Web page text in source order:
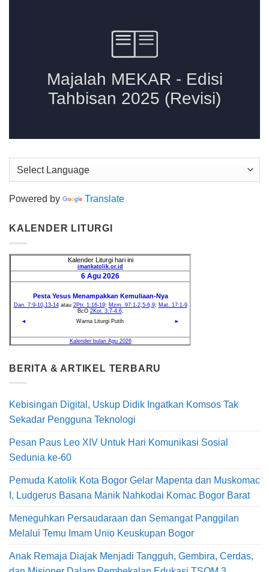
Powered by Translate
KALENDER LITURGI
BERITA & ARTIKEL TERBARU
Kebisingan Digital, Uskup Didik Ingatkan Komsos Tak
Sekadar Pengguna Teknologi
Pesan Paus Leo XIV Untuk Hari Komunikasi Sosial
Sedunia ke-60
Pemuda Katolik Kota Bogor Gelar Mapenta dan Muskomac
I, Ludgerus Basana Manik Nahkodai Komac Bogor Barat
Meneguhkan Persaudaraan dan Semangat Panggilan
Melalui Temu Imam Unio Keuskupan Bogor
Anak Remaja Diajak Menjadi Tangguh, Gembira, Cerdas,